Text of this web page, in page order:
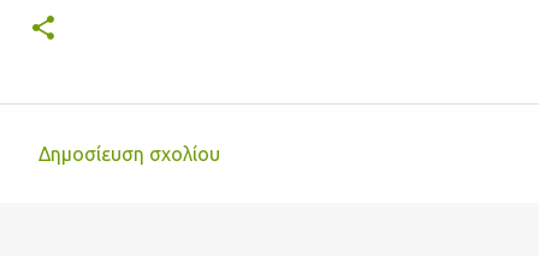
Δημοσίευση σχολίου